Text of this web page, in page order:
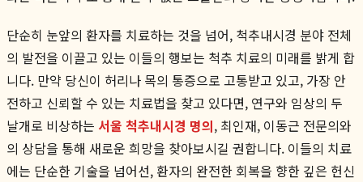
단순히 눈앞의 환자를 치료하는 것을 넘어, 척추내시경 분야 전체
의 발전을 이끌고 있는 이들의 행보는 척추 치료의 미래를 밝게 합
니다. 만약 당신이 허리나 목의 통증으로 고통받고 있고, 가장 안
전하고 신뢰할 수 있는 치료법을 찾고 있다면, 연구와 임상의 두
날개로 비상하는 서울 척추내시경 명의, 최인재, 이동근 전문의와
의 상담을 통해 새로운 희망을 찾아보시길 권합니다. 이들의 치료
에는 단순한 기술을 넘어선, 환자의 완전한 회복을 향한 깊은 헌신